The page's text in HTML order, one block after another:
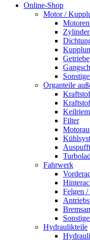
Online-Shop
Motor /
Getriebe
Organteile
Filter
Fahrwerk
Felgen /
Hydraulikteile